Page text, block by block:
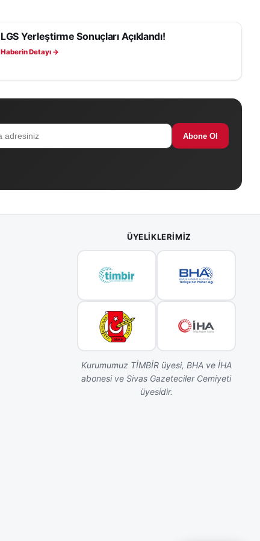
EĞITIM
LGS Yerleştirme Sonuçları Açıklandı!
Haberin Detayı →
Abone Ol
ÜYELIKLERIMIZ
Kurumumuz TİMBİR üyesi, BHA ve İHA
abonesi ve Sivas Gazeteciler Cemiyeti
üyesidir.